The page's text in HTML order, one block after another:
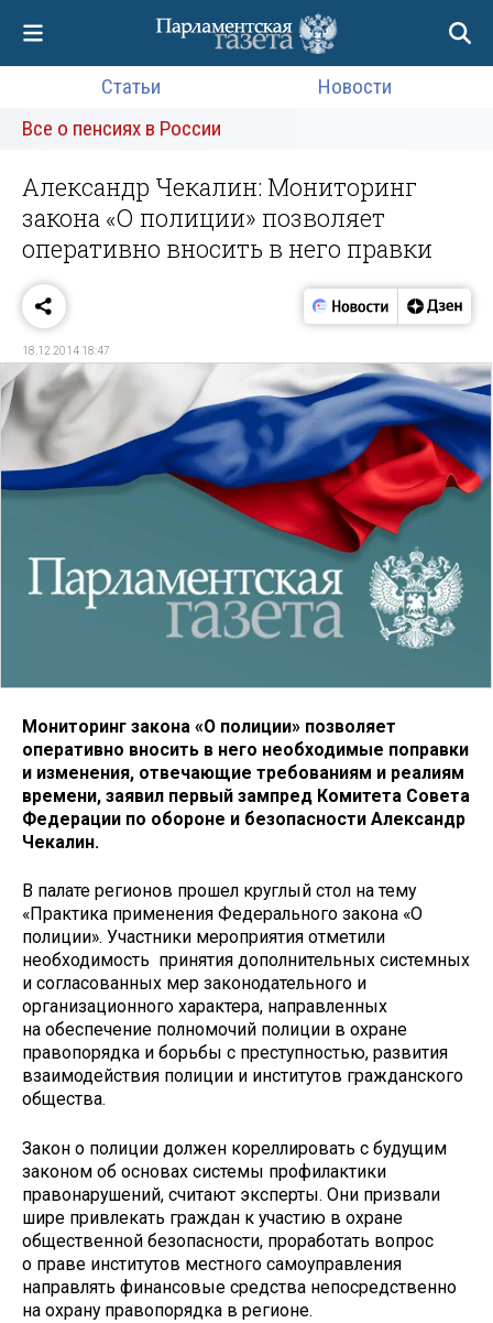
Статьи
Новости
Все о пенсиях в России
Александр Чекалин: Мониторинг
закона «О полиции» позволяет
оперативно вносить в него правки
18.12.2014 18:47
Мониторинг закона «О полиции» позволяет
оперативно вносить в него необходимые поправки
и изменения, отвечающие требованиям и реалиям
времени, заявил первый зампред Комитета Совета
Федерации по обороне и безопасности Александр
Чекалин.
В палате регионов прошел круглый стол на тему
«Практика применения Федерального закона «О
полиции». Участники мероприятия отметили
необходимость принятия дополнительных системных
и согласованных мер законодательного и
организационного характера, направленных
на обеспечение полномочий полиции в охране
правопорядка и борьбы с преступностью, развития
взаимодействия полиции и институтов гражданского
общества.
Закон о полиции должен кореллировать с будущим
законом об основах системы профилактики
правонарушений, считают эксперты. Они призвали
шире привлекать граждан к участию в охране
общественной безопасности, проработать вопрос
о праве институтов местного самоуправления
направлять финансовые средства непосредственно
на охрану правопорядка в регионе.